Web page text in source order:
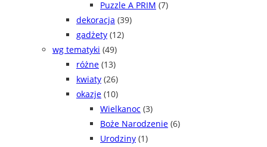
Puzzle A PRIM (7)
dekoracja (39)
gadżety (12)
wg tematyki (49)
różne (13)
kwiaty (26)
okazje (10)
Wielkanoc (3)
Boże Narodzenie (6)
Urodziny (1)